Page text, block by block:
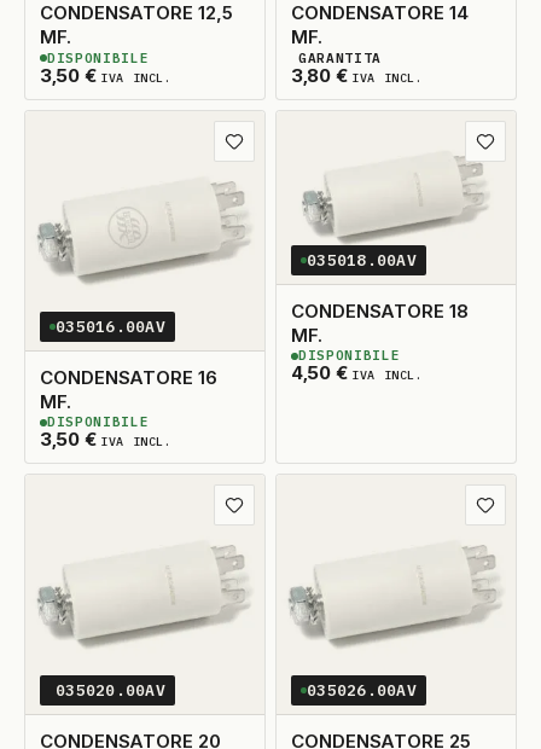
CONDENSATORE 12,5
MF.
3,50 € IVA INCL.
2DISPONIBILI
DISPONIBILE
CONDENSATORE 14
MF.
3,80 € IVA INCL.
2DISPONIBILI
GARANTITA
Aggiungi ai preferiti
035016.00AV
CONDENSATORE 16
MF.
3,50 € IVA INCL.
2DISPONIBILI
DISPONIBILE
035018.00AV
CONDENSATORE 18
MF.
4,50 € IVA INCL.
2DISPONIBILI
DISPONIBILE
Aggiungi ai preferiti
035020.00AV
CONDENSATORE 20
035026.00AV
CONDENSATORE 25